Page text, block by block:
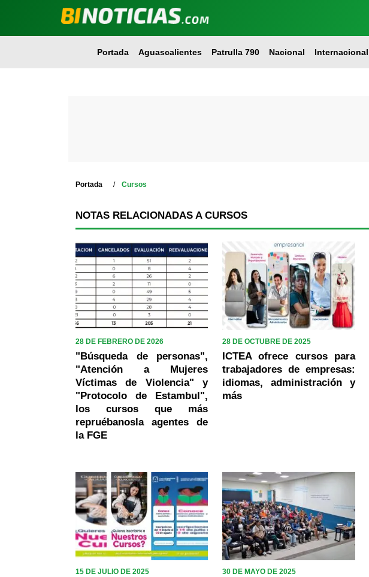
Portada Aguascalientes Patrulla 790 Nacional Internacional
Portada Cursos
NOTAS RELACIONADAS A CURSOS
28 DE FEBRERO DE 2026
"Búsqueda de personas",
"Atención a Mujeres
Víctimas de Violencia" y
"Protocolo de Estambul",
los cursos que más
repruébanosla agentes de
la FGE
28 DE OCTUBRE DE 2025
ICTEA ofrece cursos para
trabajadores de empresas:
idiomas, administración y
más
15 DE JULIO DE 2025 30 DE MAYO DE 2025